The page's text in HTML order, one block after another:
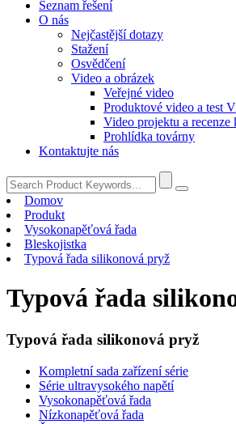
Seznam řešení
O nás
Nejčastější dotazy
Stažení
Osvědčení
Video a obrázek
Veřejné video
Produktové video a test
Video projektu a recenze
Prohlídka továrny
Kontaktujte nás
Domov
Produkt
Vysokonapěťová řada
Bleskojistka
Typová řada silikonová pryž
Typová řada
Typová řada silikonová pryž
Kompletní sada zařízení série
Série ultravysokého napětí
Vysokonapěťová řada
Nízkonapěťová řada